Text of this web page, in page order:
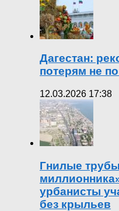
Дагестан:
потерям не
12.03.2026 17:38
Гнилые
урбанисты
без крыльев